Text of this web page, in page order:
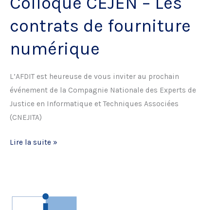
contrats de fourniture
numérique
L’AFDIT est heureuse de vous inviter au prochain
événement de la Compagnie Nationale des Experts de
Justice en Informatique et Techniques Associées
(CNEJITA)
Colloque
contrats
Lire la suite »